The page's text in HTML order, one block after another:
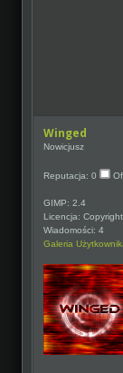
Winged
Nowicjusz
Reputacja: 0
GIMP: 2.4
Licencja: Copyright
Wiadomości: 4
Galeria